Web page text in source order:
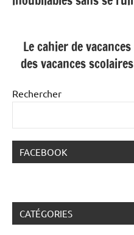
l’article
Le cahier de
des vacances
Rechercher
FACEBOOK
CATÉGORIES